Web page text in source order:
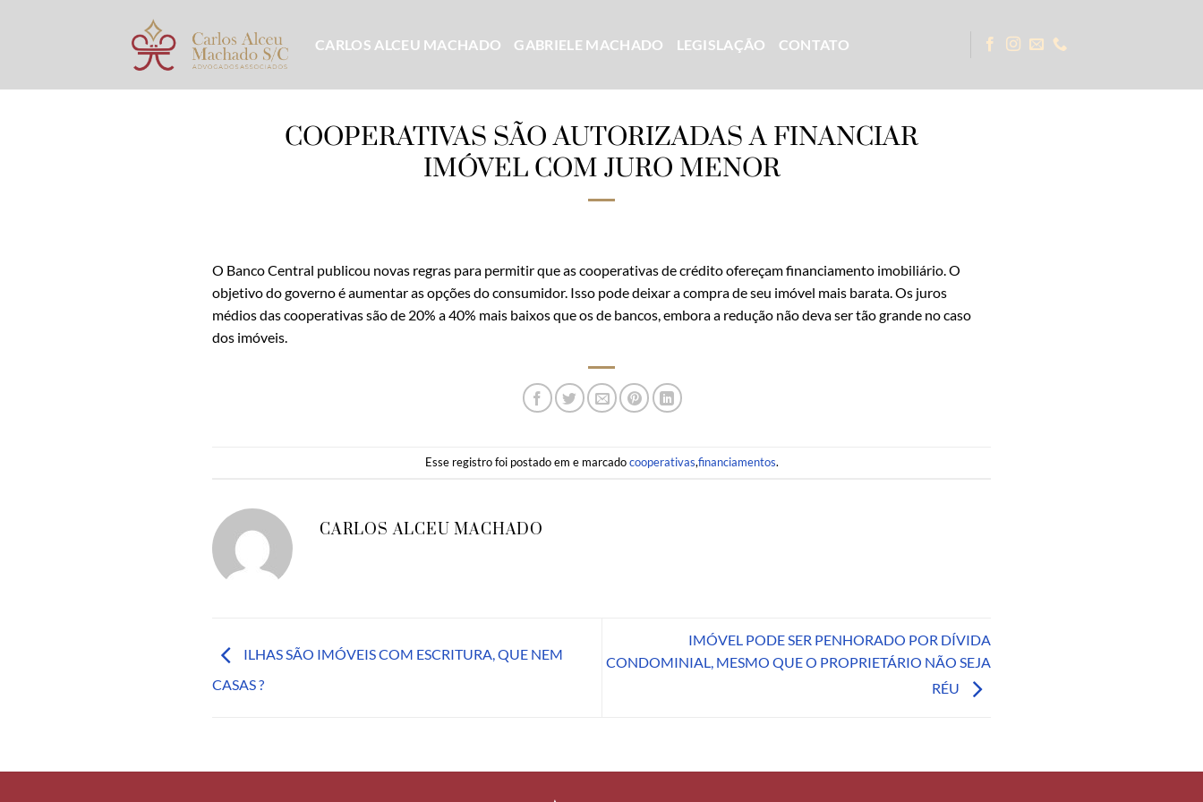
CARLOS ALCEU MACHADO GABRIELE MACHADO LEGISLAÇÃO CONTATO
COOPERATIVAS SÃO AUTORIZADAS A FINANCIAR
IMÓVEL COM JURO MENOR
O Banco Central publicou novas regras para permitir que as cooperativas de crédito ofereçam financiamento imobiliário. O
objetivo do governo é aumentar as opções do consumidor. Isso pode deixar a compra de seu imóvel mais barata. Os juros
médios das cooperativas são de 20% a 40% mais baixos que os de bancos, embora a redução não deva ser tão grande no caso
dos imóveis.
Esse registro foi postado em e marcadocooperativas,financiamentos.
CARLOS ALCEU MACHADO
ILHAS SÃO IMÓVEIS COM ESCRITURA, QUE NEM
CASAS ?
IMÓVEL PODE SER PENHORADO POR DÍVIDA
CONDOMINIAL, MESMO QUE O PROPRIETÁRIO NÃO SEJA
RÉU